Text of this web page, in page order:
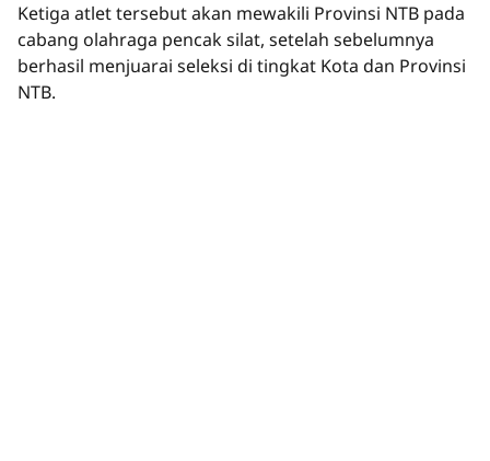
Ketiga atlet tersebut akan mewakili Provinsi NTB pada
cabang olahraga pencak silat, setelah sebelumnya
berhasil menjuarai seleksi di tingkat Kota dan Provinsi
NTB.